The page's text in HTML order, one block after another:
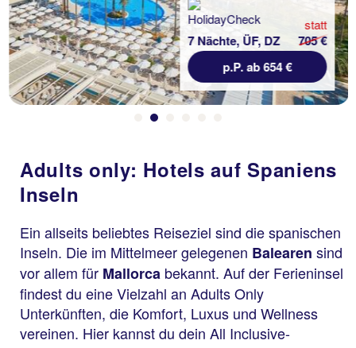
7 Nächte, ÜF, DZ
statt
705 €
p.P. ab 654 €
Adults only: Hotels auf Spaniens
Inseln
Ein allseits beliebtes Reiseziel sind die spanischen
Inseln. Die im Mittelmeer gelegenen Balearen sind
vor allem für Mallorca bekannt. Auf der Ferieninsel
findest du eine Vielzahl an Adults Only
Unterkünften, die Komfort, Luxus und Wellness
vereinen. Hier kannst du dein All Inclusive-